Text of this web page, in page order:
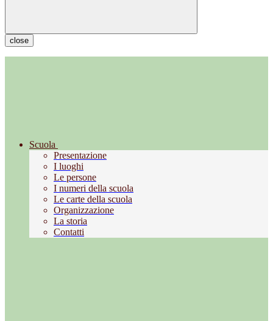
close
Scuola
Presentazione
I luoghi
Le persone
I numeri della scuola
Le carte della scuola
Organizzazione
La storia
Contatti